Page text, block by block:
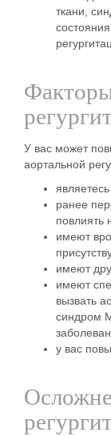
ткани,
У вас может
аортальной
ранее
повлиять
имеют
имеют
имеют
вызвать
синдром
у вас